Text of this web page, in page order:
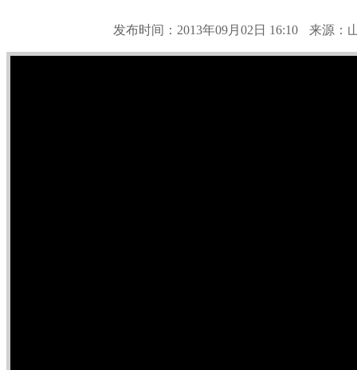
发布时间：2013年09月02日 16:10 来源：